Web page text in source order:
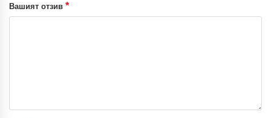
Вашият отзив *